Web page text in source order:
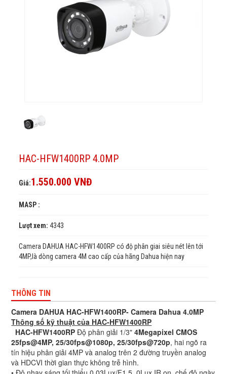
HAC-HFW1400RP 4.0MP
Giá:1.550.000 VNĐ
MASP :
Lượt xem: 4343
Camera DAHUA HAC-HFW1400RP có độ phân giai siêu nét lên tới
4MP,là dòng camera 4M cao cấp của hãng Dahua hiện nay
THÔNG TIN
Camera DAHUA HAC-HFW1400RP- Camera Dahua 4.0MP
Thông số kỹ thuật của HAC-HFW1400RP
HAC-HFW1400RPĐộ phân giải 1/3"4Megapixel CMOS
25fps@4MP, 25/30fps@1080p, 25/30fps@720p, hai ngõ ra
tín hiệu phân giải 4MP và analog trên 2 đường truyền analog
và HDCVI thời gian thực không trễ hình.